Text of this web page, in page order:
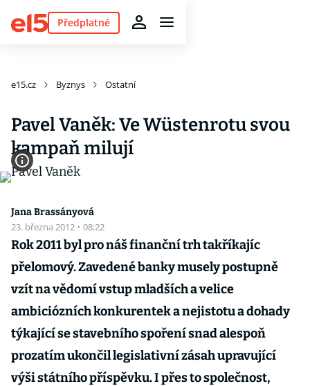
Předplatné
e15.cz Byznys Ostatní
Pavel Vaněk: Ve Wüstenrotu svou
kampaň milují
Jana Brassányová
23. března 2012 · 08:22
Rok 2011 byl pro náš finanční trh takříkajíc
přelomový. Zavedené banky musely postupně
vzít na vědomí vstup mladších a velice
ambiciózních konkurentek a nejistotu a dohady
týkající se stavebního spoření snad alespoň
prozatím ukončil legislativní zásah upravující
výši státního příspěvku. I přes to společnost,